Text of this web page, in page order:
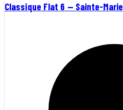
Classique Flat 6 — Sainte-Marie